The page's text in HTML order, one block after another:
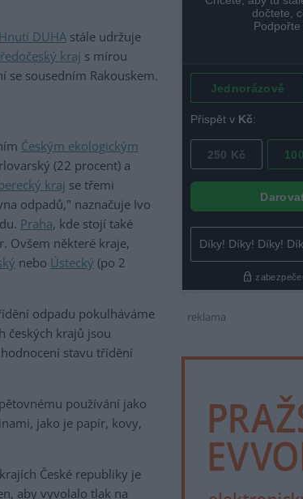
Hnutí DUHA stále udržuje
kraj s mírou
se sousedním Rakouskem.
Českým ekologickým
(22 procent) a
kraj se třemi
odpadů," naznačuje Ivo
Praha, kde stojí také
Ovšem některé kraje,
nebo Ústecký (po 2
odpadu pokulháváme
českých krajů jsou
stavu třídění
používání jako
jako je papír, kovy,
České republiky je
aby vyvolalo tlak na
reklama